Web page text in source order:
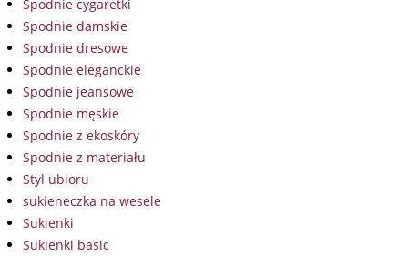
Spodnie cygaretki
Spodnie damskie
Spodnie dresowe
Spodnie eleganckie
Spodnie jeansowe
Spodnie męskie
Spodnie z ekoskóry
Spodnie z materiału
Styl ubioru
sukieneczka na wesele
Sukienki
Sukienki basic